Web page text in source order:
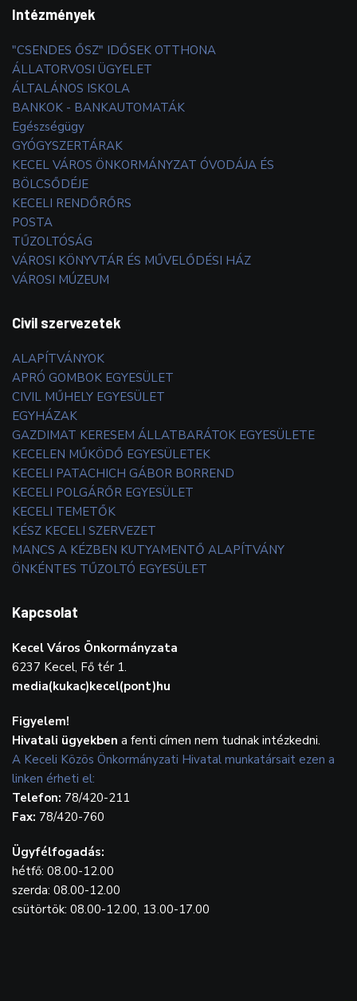
Intézmények
"CSENDES ŐSZ" IDŐSEK OTTHONA
ÁLLATORVOSI ÜGYELET
ÁLTALÁNOS ISKOLA
BANKOK - BANKAUTOMATÁK
Egészségügy
GYÓGYSZERTÁRAK
KECEL VÁROS ÖNKORMÁNYZAT ÓVODÁJA ÉS
BÖLCSŐDÉJE
KECELI RENDŐRŐRS
POSTA
TŰZOLTÓSÁG
VÁROSI KÖNYVTÁR ÉS MŰVELŐDÉSI HÁZ
VÁROSI MÚZEUM
Civil szervezetek
ALAPÍTVÁNYOK
APRÓ GOMBOK EGYESÜLET
CIVIL MŰHELY EGYESÜLET
EGYHÁZAK
GAZDIMAT KERESEM ÁLLATBARÁTOK EGYESÜLETE
KECELEN MŰKÖDŐ EGYESÜLETEK
KECELI PATACHICH GÁBOR BORREND
KECELI POLGÁRŐR EGYESÜLET
KECELI TEMETŐK
KÉSZ KECELI SZERVEZET
MANCS A KÉZBEN KUTYAMENTŐ ALAPÍTVÁNY
ÖNKÉNTES TŰZOLTÓ EGYESÜLET
Kapcsolat
Kecel Város Önkormányzata
6237 Kecel, Fő tér 1.
media(kukac)kecel(pont)hu
Figyelem!
Hivatali ügyekben a fenti címen nem tudnak intézkedni.
A Keceli Közös Önkormányzati Hivatal munkatársait ezen a
linken érheti el:
Telefon: 78/420-211
Fax: 78/420-760
Ügyfélfogadás:
hétfő: 08.00-12.00
szerda: 08.00-12.00
csütörtök: 08.00-12.00, 13.00-17.00